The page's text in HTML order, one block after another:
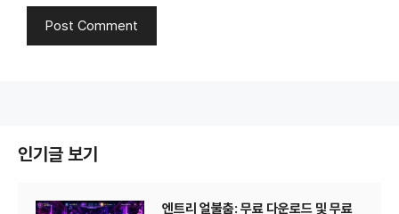
인기글 보기
엔트리 얼불춤: 무료 다운로드 및 무료